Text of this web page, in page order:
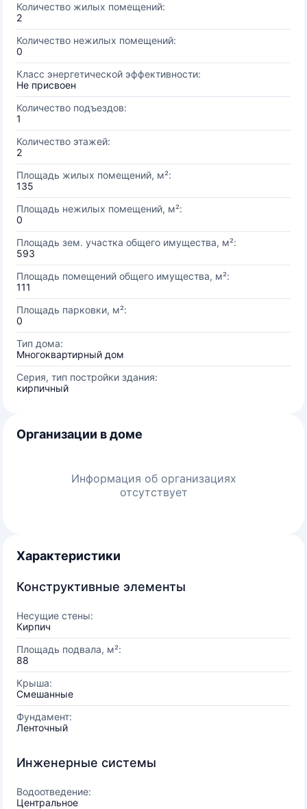
Количество жилых помещений:
2
Количество нежилых помещений:
0
Класс энергетической эффективности:
Не присвоен
Количество подъездов:
1
Количество этажей:
2
Площадь жилых помещений, м²:
135
Площадь нежилых помещений, м²:
0
Площадь зем. участка общего имущества, м²:
593
Площадь помещений общего имущества, м²:
111
Площадь парковки, м²:
0
Тип дома:
Многоквартирный дом
Серия, тип постройки здания:
кирпичный
Организации в доме
Информация об организациях
отсутствует
Характеристики
Конструктивные элементы
Несущие стены:
Кирпич
Площадь подвала, м²:
88
Крыша:
Смешанные
Фундамент:
Ленточный
Инженерные системы
Водоотведение:
Центральное